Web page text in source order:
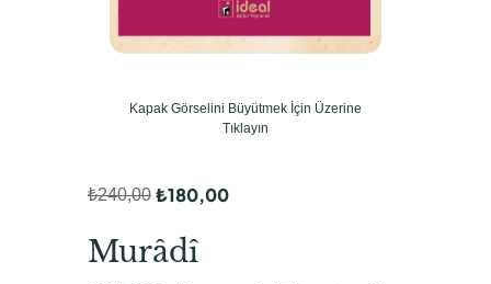
Kapak Görselini Büyütmek İçin Üzerine
Tıklayın
₺240,00
r
₺180,00
u
Murâdî